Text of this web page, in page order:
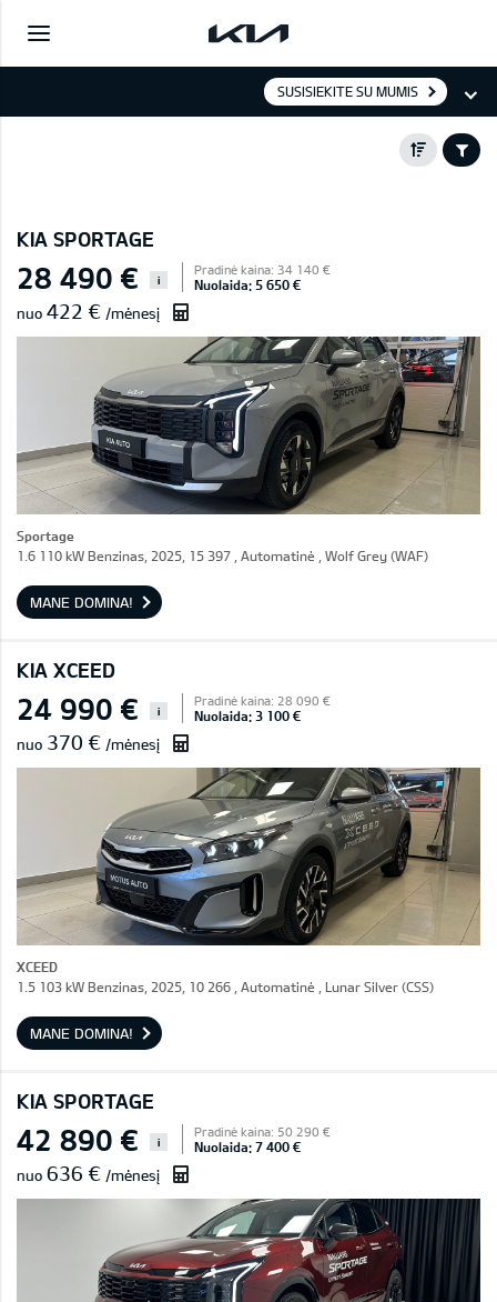
SUSISIEKITE SU MUMIS
KIA SPORTAGE
28 490 € i
Pradinė kaina: 34 140 €
Nuolaida: 5 650 €
nuo 422 € /mėnesį
Sportage
1.6 110 kW Benzinas, 2025, 15 397 , Automatinė , Wolf Grey (WAF)
MANE DOMINA!
KIA XCEED
24 990 € i
Pradinė kaina: 28 090 €
Nuolaida: 3 100 €
nuo 370 € /mėnesį
XCEED
1.5 103 kW Benzinas, 2025, 10 266 , Automatinė , Lunar Silver (CSS)
MANE DOMINA!
KIA SPORTAGE
42 890 € i
Pradinė kaina: 50 290 €
Nuolaida: 7 400 €
nuo 636 € /mėnesį